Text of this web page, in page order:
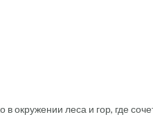
окружении леса и гор, где